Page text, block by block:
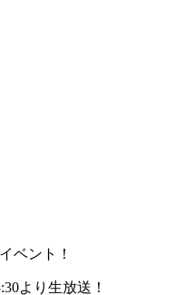
ベント！
より生放送！